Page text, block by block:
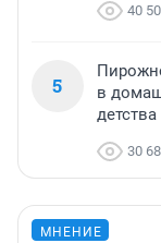
40
5
в
детства
30
МНЕНИЕ